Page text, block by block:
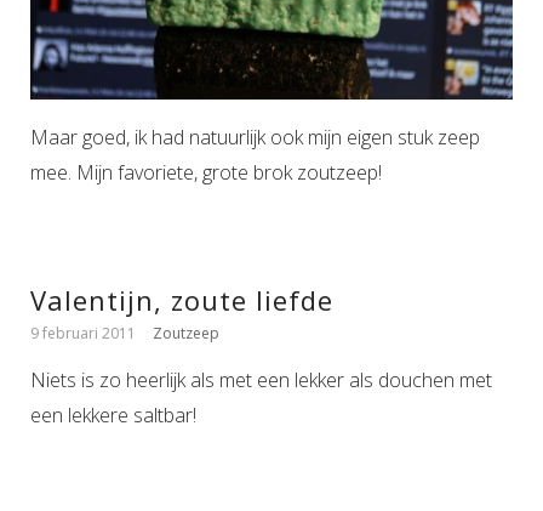
Maar goed, ik had natuurlijk ook mijn eigen stuk zeep
mee. Mijn favoriete, grote brok zoutzeep!
Valentijn, zoute liefde
9 februari 2011 Zoutzeep
Niets is zo heerlijk als met een lekker als douchen met
een lekkere saltbar!